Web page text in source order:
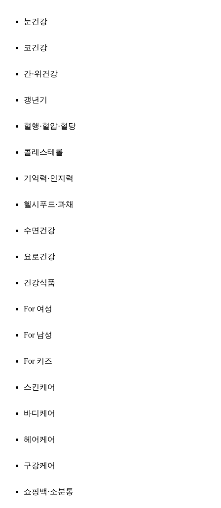
눈건강
코건강
간·위건강
갱년기
혈행·혈압·혈당
콜레스테롤
기억력·인지력
헬시푸드·과채
수면건강
요로건강
건강식품
For 여성
For 남성
For 키즈
스킨케어
바디케어
헤어케어
구강케어
쇼핑백·소분통